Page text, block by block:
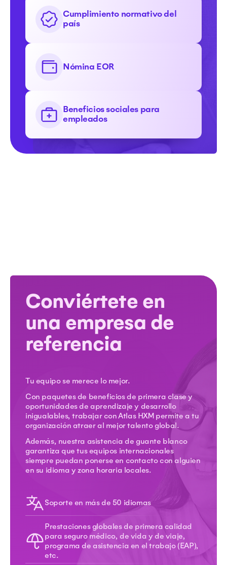
Cumplimiento normativo del
país
Nómina EOR
Beneficios sociales para
empleados
Conviértete en
una empresa de
referencia
Tu equipo se merece lo mejor.
Con paquetes de beneficios de primera clase y
oportunidades de aprendizaje y desarrollo
inigualables, trabajar con Atlas HXM permite a tu
organización atraer al mejor talento global.
Además, nuestra asistencia de guante blanco
garantiza que tus equipos internacionales
siempre puedan ponerse en contacto con alguien
en su idioma y zona horaria locales.
Soporte en más de 50 idiomas
Prestaciones globales de primera calidad
para seguro médico, de vida y de viaje,
programa de asistencia en el trabajo (EAP),
etc.